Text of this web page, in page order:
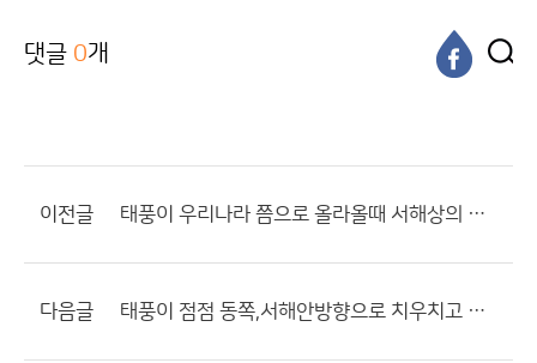
댓글 0개
이전글 태풍이 우리나라 쯤으로 올라올때 서해상의 수온이...
다음글 태풍이 점점 동쪽,서해안방향으로 치우치고 있네요.